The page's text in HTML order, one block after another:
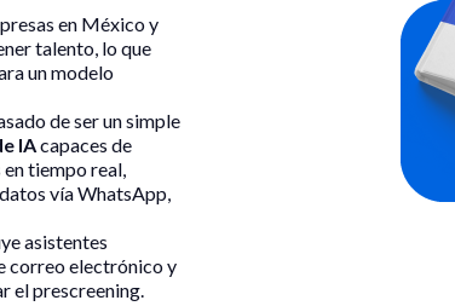
en México y
talento, lo que
un modelo
de ser un simple
IAcapaces de
tiempo real,
vía WhatsApp,
asistentes
correo electrónico y
el prescreening.